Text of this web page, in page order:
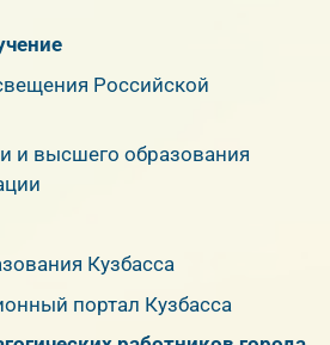
Российской
и высшего образования
Кузбасса
портал Кузбасса